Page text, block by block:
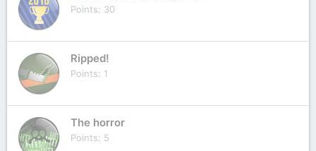
Points 30
Ripped!
Points 1
The horror
Points 5